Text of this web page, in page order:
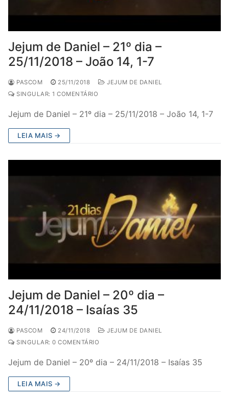
Jejum de Daniel – 21º dia –
25/11/2018 – João 14, 1-7
PASCOM 25/11/2018
JEJUM DE DANIEL
SINGULAR: 1 COMENTÁRIO
Jejum de Daniel – 21º dia – 25/11/2018 – João 14, 1-7
LEIA MAIS →
Jejum de Daniel – 20º dia –
24/11/2018 – Isaías 35
PASCOM 24/11/2018
JEJUM DE DANIEL
SINGULAR: 0 COMENTÁRIO
Jejum de Daniel – 20º dia – 24/11/2018 – Isaías 35
LEIA MAIS →